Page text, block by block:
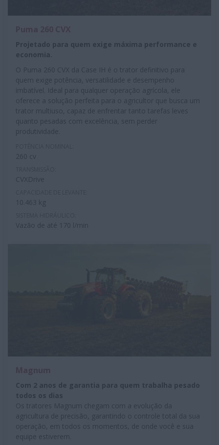
Projetado para quem exige máxima performance e
economia.
O Puma 260 CVX da Case IH é o trator definitivo para
quem exige potência, versatilidade e desempenho
imbatível. Ideal para qualquer operação agrícola, ele
oferece a solução perfeita para o agricultor que busca um
trator multiuso, capaz de enfrentar tanto tarefas leves
quanto pesadas com excelência, sem perder
produtividade.
260 cv
CVXDrive
10.463 kg
Vazão de até 170 l/min
Com 2 anos de garantia para quem trabalha pesado
todos os dias
Os tratores Magnum chegam com a evolução da
agricultura de precisão, garantindo o controle total da sua
operação, em todos os momentos, de onde você e sua
equipe estiverem.